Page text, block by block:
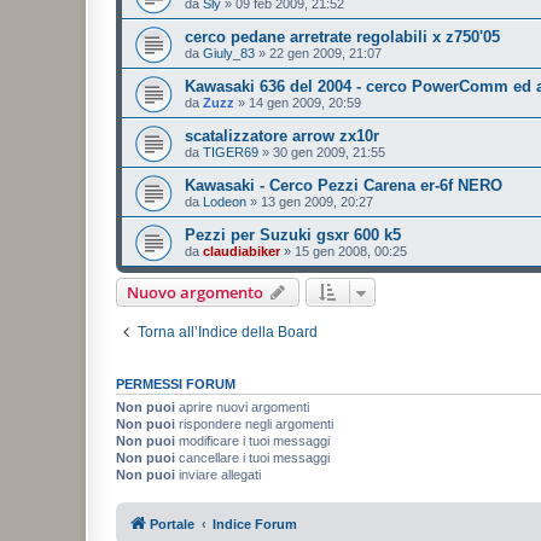
da Sly » 09 feb 2009, 21:52
cerco pedane arretrate regolabili x z750'05
da Giuly_83 » 22 gen 2009, 21:07
Kawasaki 636 del 2004 - cerco PowerComm ed
da Zuzz » 14 gen 2009, 20:59
scatalizzatore arrow zx10r
da TIGER69 » 30 gen 2009, 21:55
Kawasaki - Cerco Pezzi Carena er-6f NERO
da Lodeon » 13 gen 2009, 20:27
Pezzi per Suzuki gsxr 600 k5
da claudiabiker» 15 gen 2008, 00:25
Nuovo argomento
Torna all’Indice della Board
PERMESSI FORUM
Non puoi aprire nuovi argomenti
Non puoi rispondere negli argomenti
Non puoi modificare i tuoi messaggi
Non puoi cancellare i tuoi messaggi
Non puoi inviare allegati
Portale Indice Forum